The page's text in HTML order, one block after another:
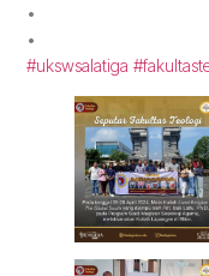
•
•
#ukswsalatiga